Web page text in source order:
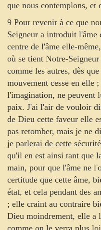
que nous contemplons, et
9 Pour revenir à ce que
Seigneur a introduit l'âme
centre de l'âme elle-
où se tient Notre-
comme les autres, dès
mouvement cesse en elle
l'imagination, ne peuvent
paix. J'ai l'air de vouloir
de Dieu cette faveur elle
pas retomber, mais je ne
je parlerai de cette
qu'il en est ainsi tant que
main, pour que l'âme ne
certitude que cette âme,
état, et cela pendant des
; elle craint au contraire
Dieu moindrement, elle a
comme on le verra plus